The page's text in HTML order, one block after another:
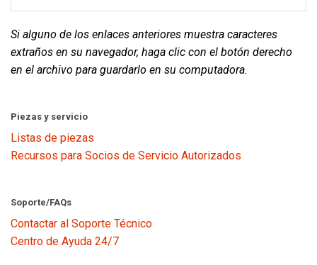
Si alguno de los enlaces anteriores muestra caracteres
extraños en su navegador, haga clic con el botón derecho
en el archivo para guardarlo en su computadora.
Piezas y servicio
Listas de piezas
Recursos para Socios de Servicio Autorizados
Soporte/FAQs
Contactar al Soporte Técnico
Centro de Ayuda 24/7